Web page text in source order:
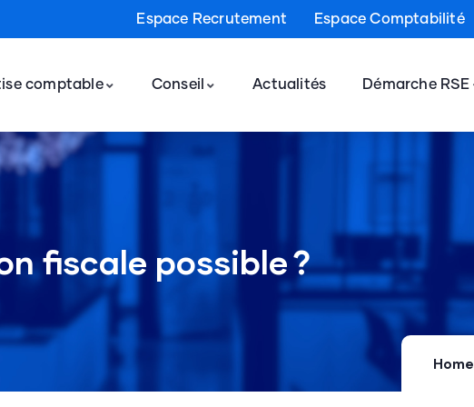
Espace Recrutement Espace Comptabilité
comptable Conseil Actualités Démarche RSE
fiscale possible ?
Home